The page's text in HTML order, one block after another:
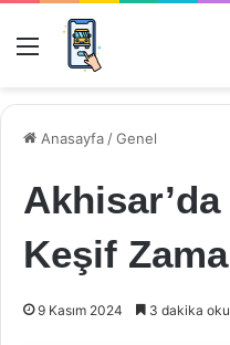
Menü
Anasayfa /Genel
Keşif
9 Kasım 2024 3 dakika